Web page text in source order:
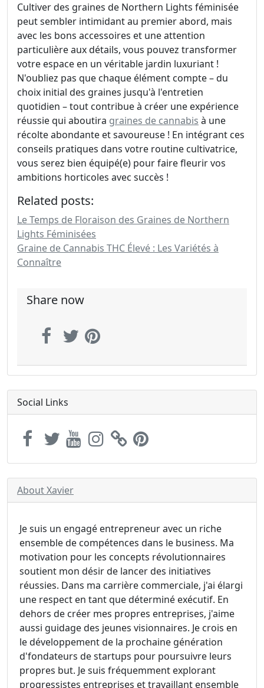
Cultiver des graines de Northern Lights féminisée
peut sembler intimidant au premier abord, mais
avec les bons accessoires et une attention
particulière aux détails, vous pouvez transformer
votre espace en un véritable jardin luxuriant !
N'oubliez pas que chaque élément compte – du
choix initial des graines jusqu'à l'entretien
quotidien – tout contribue à créer une expérience
réussie qui aboutira graines de cannabis à une
récolte abondante et savoureuse ! En intégrant ces
conseils pratiques dans votre routine cultivatrice,
vous serez bien équipé(e) pour faire fleurir vos
ambitions horticoles avec succès !
Related posts:
Le Temps de Floraison des Graines de Northern
Lights Féminisées
Graine de Cannabis THC Élevé : Les Variétés à
Connaître
Share now
Social Links
About Xavier
Je suis un engagé entrepreneur avec un riche
ensemble de compétences dans le business. Ma
motivation pour les concepts révolutionnaires
soutient mon désir de lancer des initiatives
réussies. Dans ma carrière commerciale, j'ai élargi
une respect en tant que déterminé exécutif. En
dehors de créer mes propres entreprises, j'aime
aussi guidage des jeunes visionnaires. Je crois en
le développement de la prochaine génération
d'fondateurs de startups pour poursuivre leurs
propres but. Je suis fréquemment explorant
progressistes entreprises et travaillant ensemble